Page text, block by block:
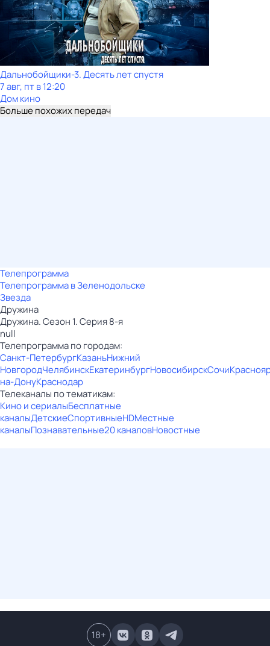
Дальнобойщики-3. Десять лет спустя
7 авг, пт в 12:20
Дом кино
Больше похожих передач
Телепрограмма
Телепрограмма в Зеленодольске
Звезда
Дружина
Дружина. Сезон 1. Серия 8-я
null
Телепрограмма по городам:
Санкт-ПетербургКазаньНижний
НовгородЧелябинскЕкатеринбургНовосибирскСочи
на-ДонуКраснодар
Телеканалы по тематикам:
Кино и сериалыБесплатные
каналыДетскиеСпортивныеHDМестные
каналыПознавательные20 каналовНовостные
18+